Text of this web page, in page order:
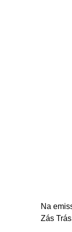
Na
Zás